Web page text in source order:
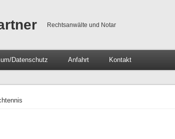
Rechtsanwälte und Notar
Datenschutz Anfahrt Kontakt